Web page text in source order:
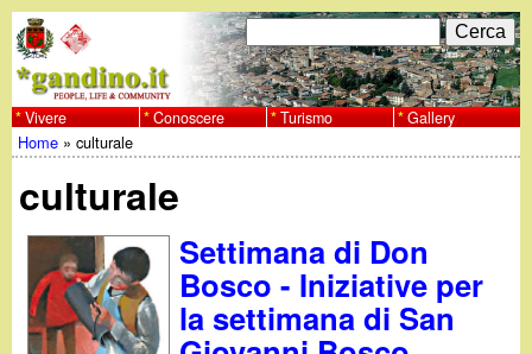
al
contenuto
w
w
w
F
o
r
d
i
r
C
e
r
c
Vivere Conoscere Turismo Gallery
sei
qui
Home »culturale
culturale
Settimana di Don
Bosco - Iniziative per
la settimana di San